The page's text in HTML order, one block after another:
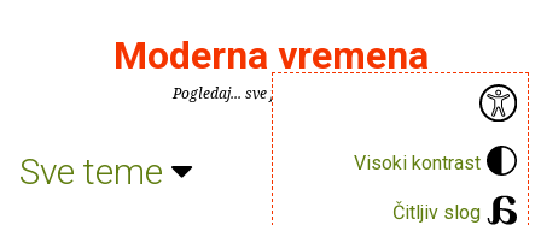
Visoki kontrast
Čitljiv slog
Moderna vremena
Pogledaj... sve je puno knjiga.
Sve teme